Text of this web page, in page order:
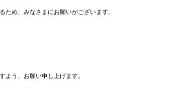
ため、みなさまにお願いがございます。
よう、お願い申し上げます。